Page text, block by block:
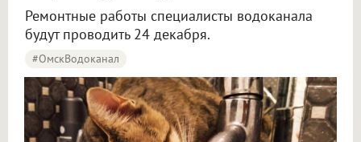
Ремонтные работы специалисты водоканала
будут проводить 24 декабря.
#ОмскВодоканал